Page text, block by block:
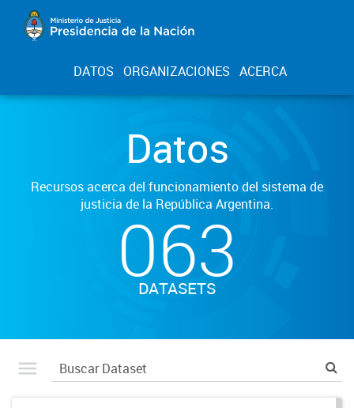
DATOS ORGANIZACIONES ACERCA
Datos
Recursos acerca del funcionamiento del sistema de
justicia de la República Argentina.
063
DATASETS